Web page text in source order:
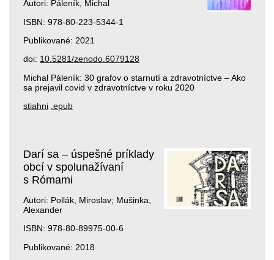
Autori: Páleník, Michal
ISBN: 978-80-223-5344-1
Publikované: 2021
doi: 10.5281/zenodo.6079128
Michal Páleník: 30 grafov o starnutí a zdravotníctve – Ako
sa prejavil covid v zdravotníctve v roku 2020
stiahni .epub
Darí sa – úspešné príklady
obcí v spolunažívaní
s Rómami
Autori: Pollák, Miroslav; Mušinka,
Alexander
ISBN: 978-80-89975-00-6
Publikované: 2018